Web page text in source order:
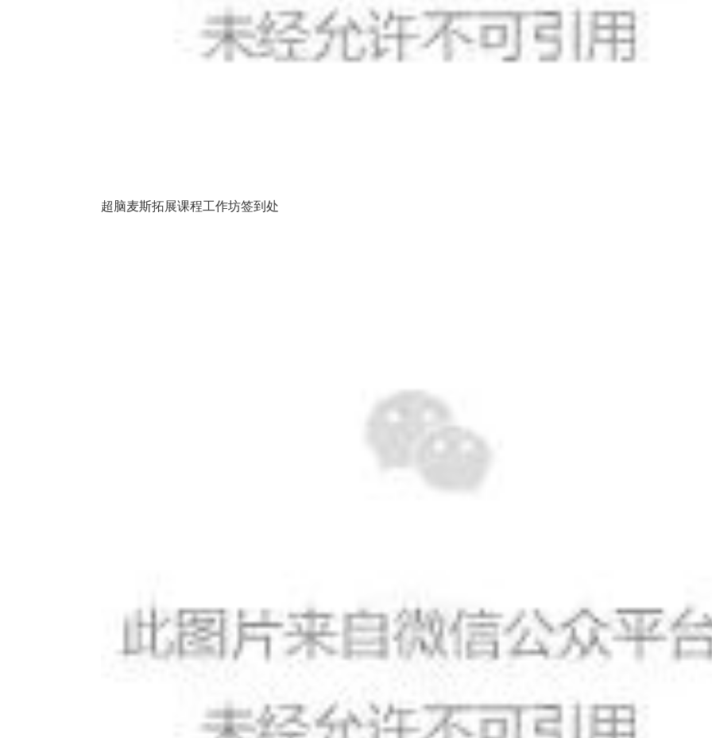
超脑麦斯拓展课程工作坊签到处